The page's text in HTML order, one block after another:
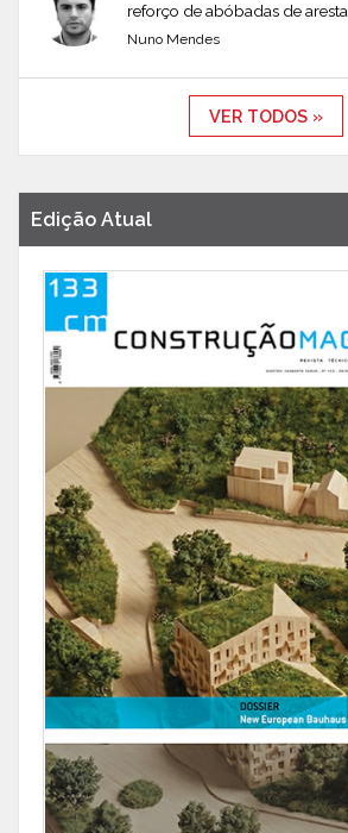
reforço de abóbadas de aresta
Nuno Mendes
VER TODOS »
Edição Atual